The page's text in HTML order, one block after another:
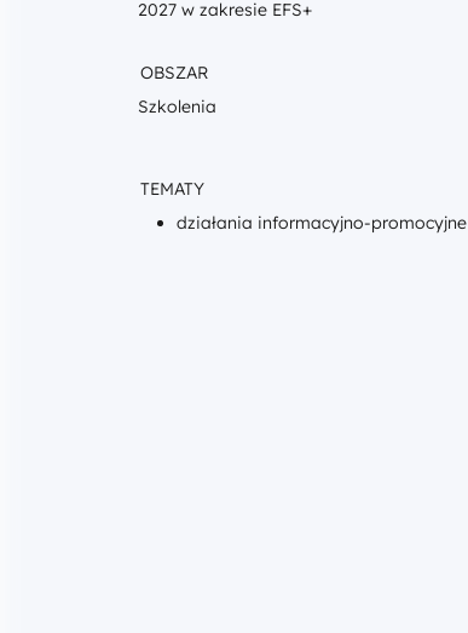
2027 w zakresie EFS+
OBSZAR
Szkolenia
TEMATY
działania informacyjno-promocyjne